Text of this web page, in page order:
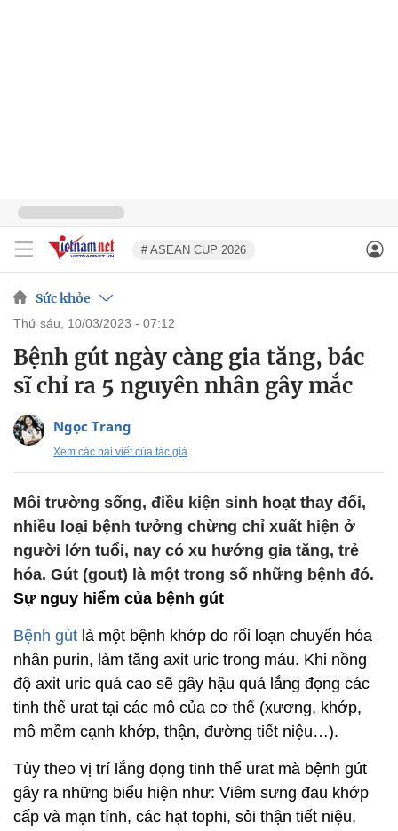
# ASEAN CUP 2026
Sức khỏe
thứ sáu, 10/03/2023 - 07:12
Bệnh gút ngày càng gia tăng, bác
sĩ chỉ ra 5 nguyên nhân gây mắc
Ngọc Trang
Xem các bài viết của tác giả
Môi trường sống, điều kiện sinh hoạt thay đổi,
nhiều loại bệnh tưởng chừng chỉ xuất hiện ở
người lớn tuổi, nay có xu hướng gia tăng, trẻ
hóa. Gút (gout) là một trong số những bệnh đó.
Sự nguy hiểm của bệnh gút
Bệnh gút là một bệnh khớp do rối loạn chuyển hóa
nhân purin, làm tăng axit uric trong máu. Khi nồng
độ axit uric quá cao sẽ gây hậu quả lắng đọng các
tinh thể urat tại các mô của cơ thể (xương, khớp,
mô mềm cạnh khớp, thận, đường tiết niệu…).
Tùy theo vị trí lắng đọng tinh thể urat mà bệnh gút
gây ra những biểu hiện như: Viêm sưng đau khớp
cấp và mạn tính, các hạt tophi, sỏi thận tiết niệu,